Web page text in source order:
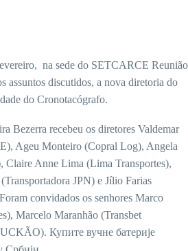
na sede do SETCARCE Reunião
assuntos discutidos, a nova diretoria do
do Cronotacógrafo.
Bezerra recebeu os diretores Valdemar
Ageu Monteiro (Copral Log), Angela
Claire Anne Lima (Lima Transportes),
JPN) e Jílio Farias
convidados os senhores Marco
Marcelo Maranhão (Transbet
Купите вучне батерије